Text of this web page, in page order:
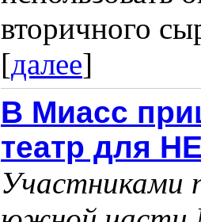
вторичного
[далее]
В Миасс
театр для
Участниками